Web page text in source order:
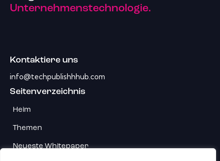
Unternehmenstechnologie.
Kontaktiere uns
info@techpublishhhub.com
Seitenverzeichnis
Heim
Themen
Neueste Whitepaper